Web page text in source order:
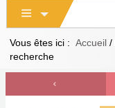
Vous êtes ici : Accueil /
recherche